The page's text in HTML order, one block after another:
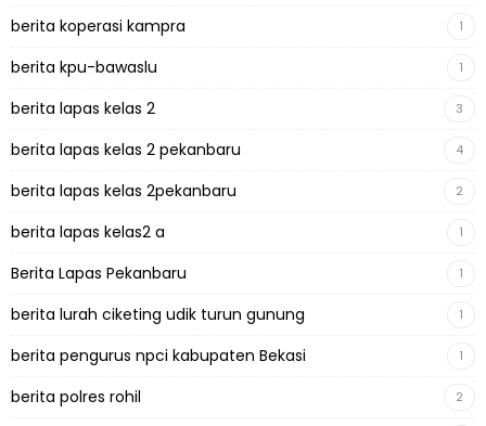
berita koperasi kampra 1
berita kpu-bawaslu 1
berita lapas kelas 2 3
berita lapas kelas 2 pekanbaru 4
berita lapas kelas 2pekanbaru 2
berita lapas kelas2 a 1
Berita Lapas Pekanbaru 1
berita lurah ciketing udik turun gunung 1
berita pengurus npci kabupaten Bekasi 1
berita polres rohil 2